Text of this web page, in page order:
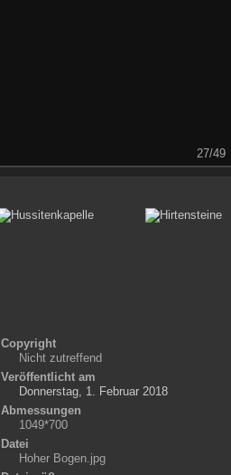
27/49
Copyright
Nicht zutreffend
Veröffentlicht am
Donnerstag, 1. Februar 2018
Abmessungen
1049*700
Datei
Hoher Bogen.jpg